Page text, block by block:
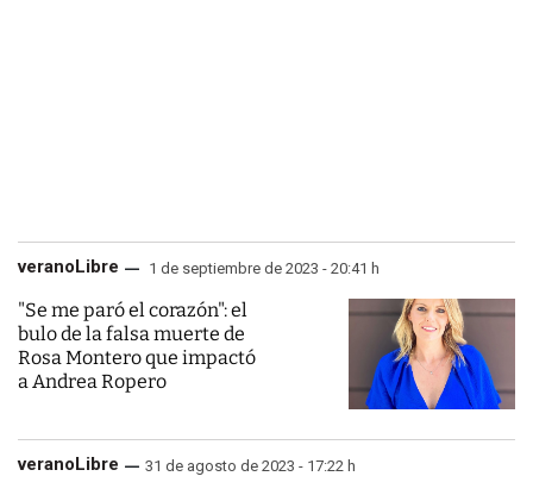
veranoLibre 1 de septiembre de 2023 - 20:41 h
"Se me paró el corazón": el
bulo de la falsa muerte de
Rosa Montero que impactó
a Andrea Ropero
veranoLibre 31 de agosto de 2023 - 17:22 h